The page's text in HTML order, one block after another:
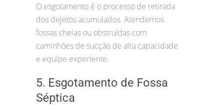
O esgotamento é o processo de retirada
dos dejetos acumulados. Atendemos
fossas cheias ou obstruídas com
caminhões de sucção de alta capacidade
e equipe experiente.
5. Esgotamento de Fossa
Séptica